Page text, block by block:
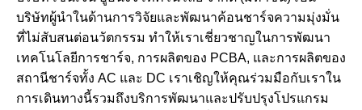
บริษัทผู้นําในด้านการวิจัยและพัฒนาค้อนชาร์จความมุ่งมั่น
ที่ไม่สับสนต่อนวัตกรรม ทําให้เราเชี่ยวชาญในการพัฒนา
เทคโนโลยีการชาร์จ, การผลิตของ PCBA, และการผลิตของ
สถานีชาร์จทั้ง AC และ DC เราเชิญให้คุณร่วมมือกับเราใน
การเดินทางนี้รวมถึงบริการพัฒนาและปรับปรุงโปรแกรม